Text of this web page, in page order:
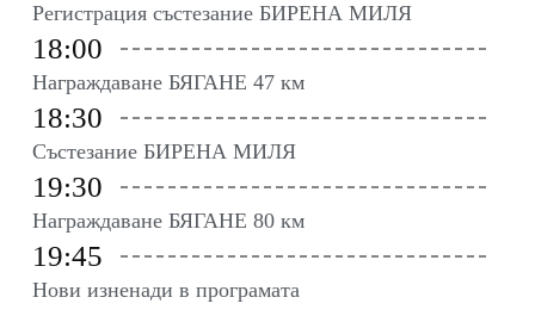
Регистрация състезание БИРЕНА МИЛЯ
18:00
Награждаване БЯГАНЕ 47 км
18:30
Състезание БИРЕНА МИЛЯ
19:30
Награждаване БЯГАНЕ 80 км
19:45
Нови изненади в програмата